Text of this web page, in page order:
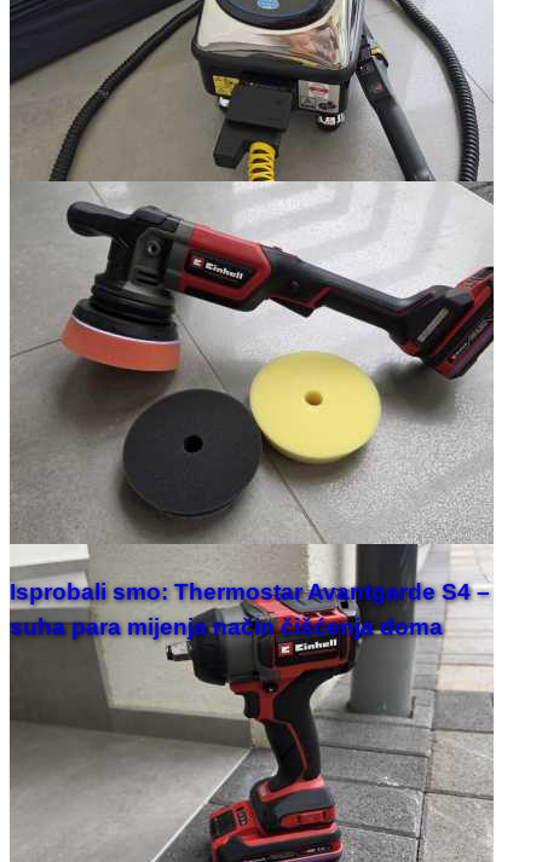
Isprobali smo: Thermostar Avantgarde S4 –
suha para mijenja način čišćenja doma